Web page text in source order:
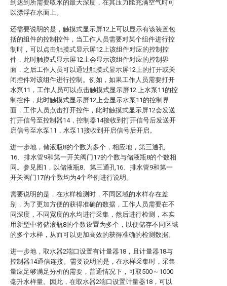
到达到所需要取水的最大深度，在其压力舱充满空气时可
以漂浮在水面上。
还需要说明的是，触摸式显示屏12上可以显示有该装置包
括的组件的控制控件，当工作人员需要对某个组件进行控
制时，可以点击触摸式显示屏12上该组件对应的控制控
件，此时触摸式显示屏12上会显示该组件对应的控制界
面，之后工作人员可以通过触摸式显示屏12上的打开或关
闭控件对该组件进行控制。例如，如果工作人员需要打开
水泵11，工作人员可以点击触摸式显示屏12 上水泵11的控
制控件，此时触摸式显示屏12上会显示水泵11的控制界
面，工作人员点击打开控件，此时触摸式显示屏12会发送
打开信号至控制器14，控制器14接收到打开信号后发送开
启信号至水泵11，水泵11接收到开启信号后开启。
进一步地，储液瓶8的个数为多个，相应地，第三通孔
16、排水管9和第一开关阀门17的个数与储液瓶8的个数相
同。参见图1，以储液瓶8、第三通孔16、排水管9和第一
开关阀门17的个数均为4个举例进行说明。
需要说明的是，在水样检测时，不同区域的水样存在差
别，为了更加方便的获得准确的数据，工作人员需要在不
同深度，不同宽度的水均进行采集，然后进行检测，本实
用新型中将储液瓶8的个数设置为多个，以便储存不同区域
的多个水样，从而可以更加高效的获得准确的检测数据。
进一步地，取水器2端口设置有计量器18，且计量器18与
控制器14通信连接。需要说明的是，在水样采集时，采集
量应足够满足分析的需要，普通情况下，可取500～1000
毫升水样量。因此，在取水器2端口设置计量器18，可以